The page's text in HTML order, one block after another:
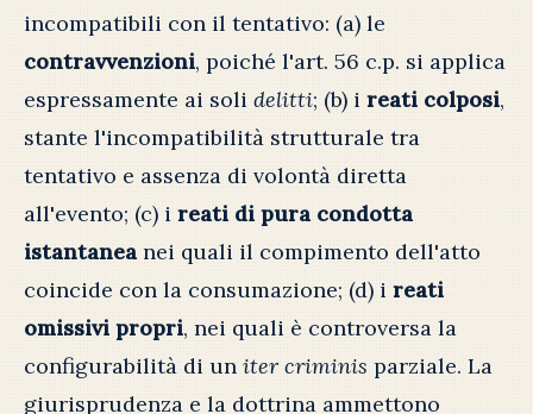
incompatibili con il tentativo: (a) le
contravvenzioni, poiché l'art. 56 c.p. si applica
espressamente ai soli delitti; (b) i reati colposi,
stante l'incompatibilità strutturale tra
tentativo e assenza di volontà diretta
all'evento; (c) i reati di pura condotta
istantanea nei quali il compimento dell'atto
coincide con la consumazione; (d) i reati
omissivi propri, nei quali è controversa la
configurabilità di un iter criminis parziale. La
giurisprudenza e la dottrina ammettono